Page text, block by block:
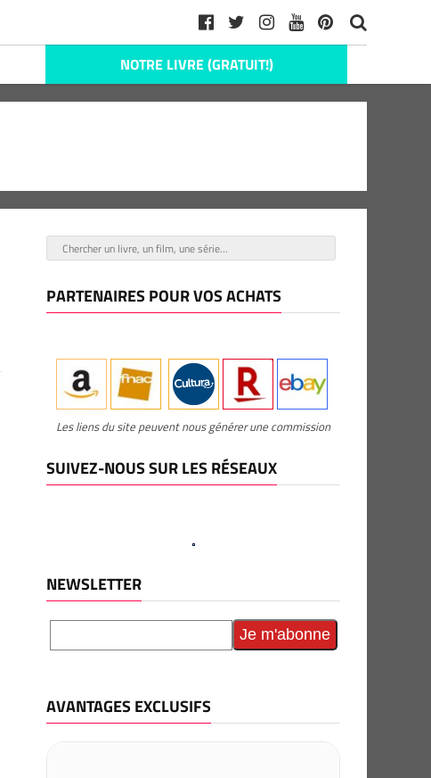
NOTRE LIVRE (GRATUIT!)
PARTENAIRES POUR VOS ACHATS
Les liens du site peuvent nous générer une commission
SUIVEZ-NOUS SUR LES RÉSEAUX
NEWSLETTER
AVANTAGES EXCLUSIFS